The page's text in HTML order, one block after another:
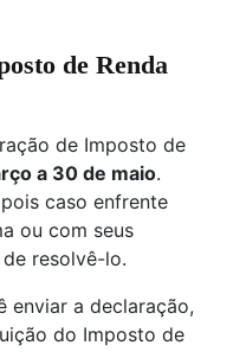
de Renda
de Imposto de
a 30 de maio.
caso enfrente
ou com seus
resolvê-lo.
enviar a declaração,
do Imposto de